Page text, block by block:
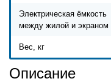
Электрическая ёмкость
между жилой и экраном
Вес, кг
Описание